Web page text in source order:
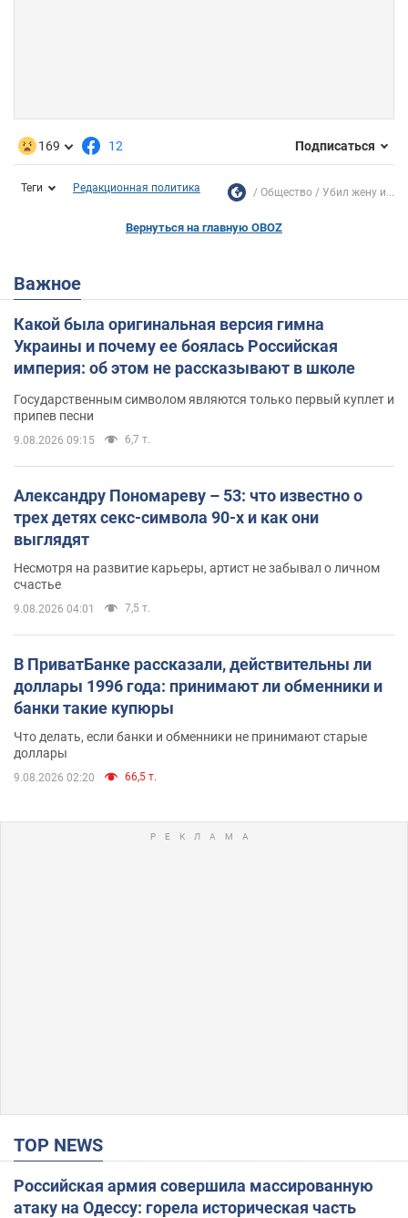
169 12 Подписаться
Теги Редакционная политика Общество Убил жену и...
Вернуться на главную OBOZ
Важное
Какой была оригинальная версия гимна
Украины и почему ее боялась Российская
империя: об этом не рассказывают в школе
Государственным символом являются только первый куплет и
припев песни
9.08.2026 09:15 6,7 т.
Александру Пономареву – 53: что известно о
трех детях секс-символа 90-х и как они
выглядят
Несмотря на развитие карьеры, артист не забывал о личном
счастье
9.08.2026 04:01 7,5 т.
В ПриватБанке рассказали, действительны ли
доллары 1996 года: принимают ли обменники и
банки такие купюры
Что делать, если банки и обменники не принимают старые
доллары
9.08.2026 02:20 66,5 т.
TOP NEWS
Российская армия совершила массированную
атаку на Одессу: горела историческая часть